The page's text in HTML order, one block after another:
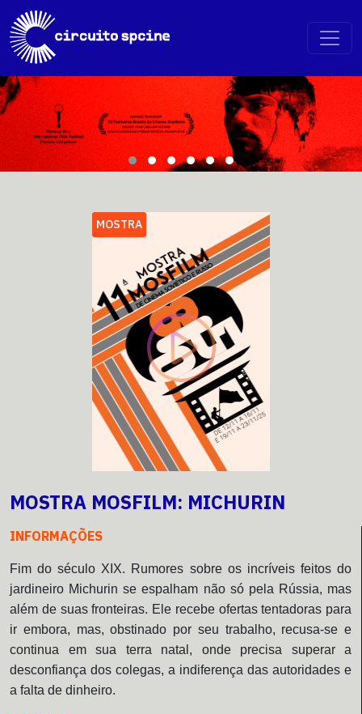
MOSTRA
MOSTRA MOSFILM: MICHURIN
INFORMAÇÕES
Fim do século XIX. Rumores sobre os incríveis feitos do
jardineiro Michurin se espalham não só pela Rússia, mas
além de suas fronteiras. Ele recebe ofertas tentadoras para
ir embora, mas, obstinado por seu trabalho, recusa-se e
continua em sua terra natal, onde precisa superar a
desconfiança dos colegas, a indiferença das autoridades e
a falta de dinheiro.